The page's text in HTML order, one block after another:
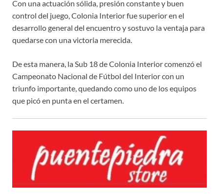
Con una actuación sólida, presión constante y buen
control del juego, Colonia Interior fue superior en el
desarrollo general del encuentro y sostuvo la ventaja para
quedarse con una victoria merecida.
De esta manera, la Sub 18 de Colonia Interior comenzó el
Campeonato Nacional de Fútbol del Interior con un
triunfo importante, quedando como uno de los equipos
que picó en punta en el certamen.